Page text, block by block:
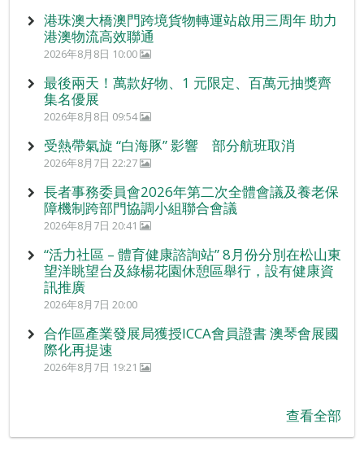
港珠澳大橋澳門跨境貨物轉運站啟用三周年 助力
港澳物流高效聯通
2026年8月8日 10:00
最後兩天！萬款好物、1 元限定、百萬元抽獎齊
集名優展
2026年8月8日 09:54
受熱帶氣旋 “白海豚” 影響 部分航班取消
2026年8月7日 22:27
長者事務委員會2026年第二次全體會議及養老保
障機制跨部門協調小組聯合會議
2026年8月7日 20:41
“活力社區 – 體育健康諮詢站” 8月份分別在松山東
望洋眺望台及綠楊花園休憩區舉行，設有健康資
訊推廣
2026年8月7日 20:00
合作區產業發展局獲授ICCA會員證書 澳琴會展國
際化再提速
2026年8月7日 19:21
查看全部